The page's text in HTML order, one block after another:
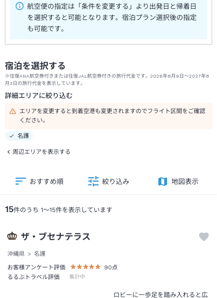
航空便の指定は「条件を変更する」より出発日と帰着日
を選択すると可能となります。宿泊プラン選択後の指定
も可能です。
宿泊を選択する
※往復ANA航空券付きまたは往復JAL航空券付きの旅行代金です。2026年8月9日～2027年8
月3日の旅行代金を表示しています。
詳細エリアに絞り込む
エリアを変更すると到着空港も変更されますのでフライト区間をご確認
ください。
名護
周辺エリアを表示する
15件のうち 1～15件を表示しています
おすすめ順 絞り込み 地図表示
ザ・ブセナテラス
沖縄県
名護
お客様アンケート評価
90 点
るるぶトラベル評価
集計中
ロビーに一歩足を踏み入れると広